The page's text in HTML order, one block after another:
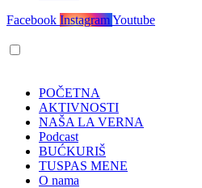
Facebook InstagramYoutube
POČETNA
AKTIVNOSTI
NAŠA LA VERNA
Podcast
BUĆKURIŠ
TUSPAS MENE
O nama